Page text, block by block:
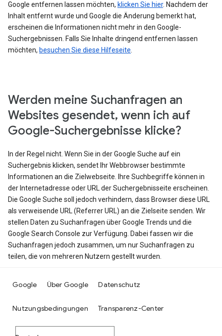
Google entfernen lassen möchten, klicken Sie hier. Nachdem der
Inhalt entfernt wurde und Google die Änderung bemerkt hat,
erscheinen die Informationen nicht mehr in den Google-
Suchergebnissen. Falls Sie Inhalte dringend entfernen lassen
möchten, besuchen Sie diese Hilfeseite
Werden meine Suchanfragen an
Websites gesendet, wenn ich auf
Google-Suchergebnisse klicke?
In der Regel nicht. Wenn Sie in der Google Suche auf ein
Suchergebnis klicken, sendet Ihr Webbrowser bestimmte
Informationen an die Zielwebseite. Ihre Suchbegriffe können in
der Internetadresse oder URL der Suchergebnisseite erscheinen.
Die Google Suche soll jedoch verhindern, dass Browser diese URL
als verweisende URL (Referrer URL) an die Zielseite senden. Wir
stellen Daten zu Suchanfragen über Google Trends und die
Google Search Console zur Verfügung. Dabei fassen wir die
Suchanfragen jedoch zusammen, um nur Suchanfragen zu
teilen, die von mehreren Nutzern gestellt wurden.
Google Über Google Datenschutz
Nutzungsbedingungen Transparenz-Center